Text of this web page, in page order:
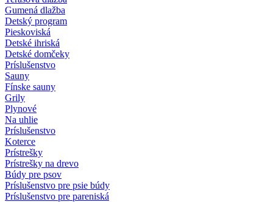
Gumená dlažba
Detský program
Pieskoviská
Detské ihriská
Detské domčeky
Príslušenstvo
Sauny
Fínske sauny
Grily
Plynové
Na uhlie
Príslušenstvo
Koterce
Prístrešky
Prístrešky na drevo
Búdy pre psov
Príslušenstvo pre psie búdy
Príslušenstvo pre pareniská